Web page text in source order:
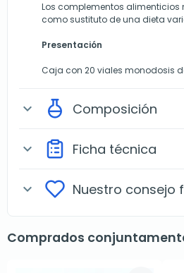
Los complementos alimenticios
como sustituto de una dieta
Presentación
Caja con 20 viales monodosis
expand_more Composición
expand_more Ficha técnica
expand_more Nuestro consejo
Comprados